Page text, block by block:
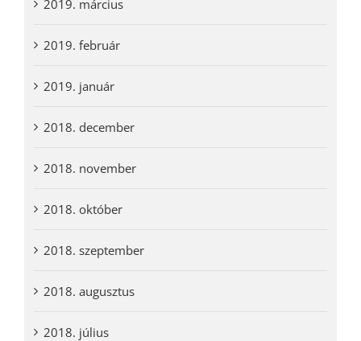
2019. március
2019. február
2019. január
2018. december
2018. november
2018. október
2018. szeptember
2018. augusztus
2018. július